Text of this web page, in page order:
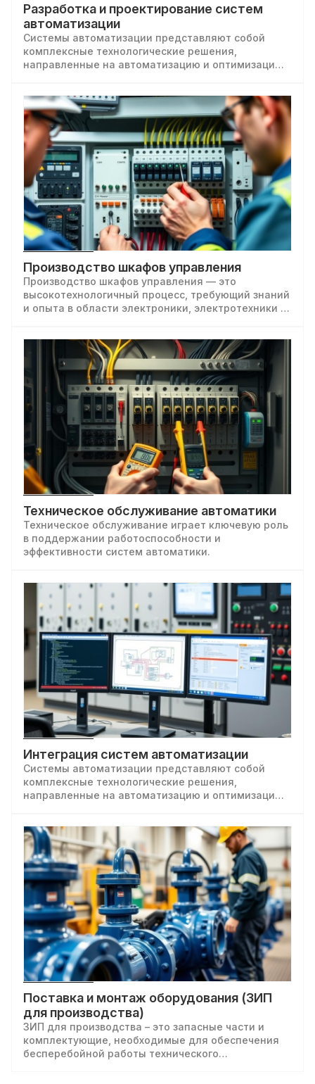
Разработка и проектирование систем
автоматизации
Системы автоматизации представляют собой
комплексные технологические решения,
направленные на автоматизацию и оптимизацию
Производство шкафов управления
Производство шкафов управления — это
высокотехнологичный процесс, требующий знаний
и опыта в области электроники, электротехники и
обеспечивают надежное функционирование и
безопасность электрооборудования.
Техническое обслуживание автоматики
Техническое обслуживание играет ключевую роль
в поддержании работоспособности и
эффективности систем автоматики.
Интеграция систем автоматизации
Системы автоматизации представляют собой
комплексные технологические решения,
направленные на автоматизацию и оптимизацию
Поставка и монтаж оборудования (ЗИП
для производства)
ЗИП для производства – это запасные части и
комплектующие, необходимые для обеспечения
бесперебойной работы технического